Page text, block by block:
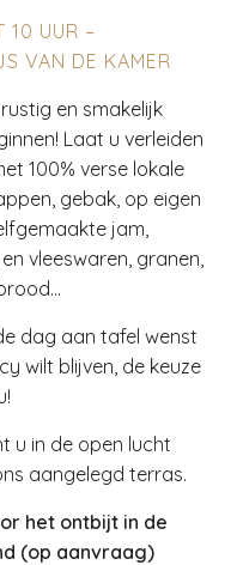
10 UUR –
VAN DE KAMER
en smakelijk
Laat u verleiden
100% verse lokale
gebak, op eigen
jam,
vleeswaren, granen,
dag aan tafel wenst
wilt blijven, de keuze
u in de open lucht
aangelegd terras.
het ontbijt in de
(op aanvraag)